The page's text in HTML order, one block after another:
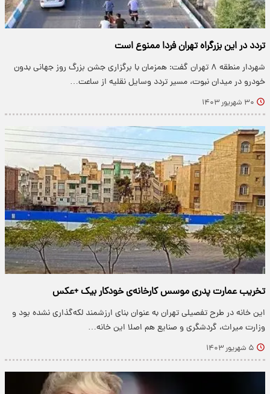
تردد در این بزرگراه تهران فردا ممنوع است
شهردار منطقه ۸ تهران گفت: همزمان با برگزاری جشن بزرگ روز جهانی بدون
خودرو در میدان نبوت، مسیر تردد وسایل نقلیه از ساعت…
۳۰ شهریور ۱۴۰۳
تخریب عمارت پدری موسس کارخانه‌ی خودکار بیک +عکس
این خانه در طرح تفصیلی تهران به عنوان بنای ارزشمند لکه‌گذاری نشده بود و
وزارت میراث، گردشگری و صنایع هم اصلا این خانه…
۵ شهریور ۱۴۰۳